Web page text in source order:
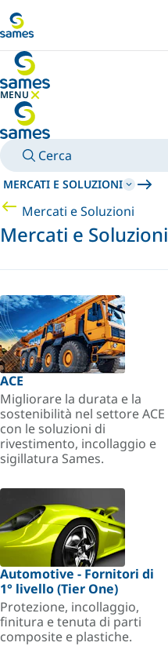
MENU
NASCONDI MENU
Cerca
MERCATI E SOLUZIONI
Mercati e Soluzioni
Mercati e Soluzioni
ACE
Migliorare la durata e la
sostenibilità nel settore ACE
con le soluzioni di
rivestimento, incollaggio e
sigillatura Sames.
Automotive - Fornitori di
1° livello (Tier One)
Protezione, incollaggio,
finitura e tenuta di parti
composite e plastiche.